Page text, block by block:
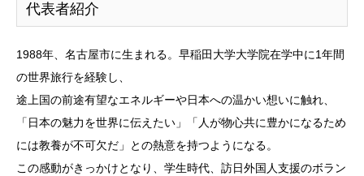
代表者紹介
1988年、名古屋市に生まれる。早稲田大学大学院在学中に1年間
の世界旅行を経験し、
途上国の前途有望なエネルギーや日本への温かい想いに触れ、
「日本の魅力を世界に伝えたい」「人が物心共に豊かになるため
には教養が不可欠だ」との熱意を持つようになる。
この感動がきっかけとなり、学生時代、訪日外国人支援のボラン